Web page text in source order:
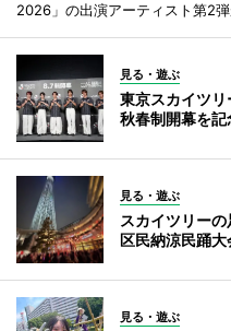
2026」の出演アーティスト第2弾
見る・遊ぶ
東京スカイツ
秋春制開幕を記
見る・遊ぶ
スカイツリー
区民納涼民踊大
見る・遊ぶ